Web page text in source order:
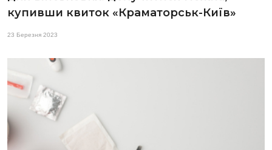
купивши квиток «Краматорськ-Київ»
23 Березня 2023